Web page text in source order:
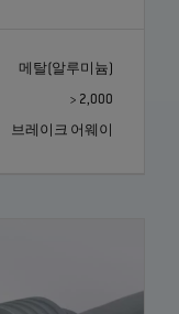
메탈(알루미늄)
> 2,000
브레이크 어웨이